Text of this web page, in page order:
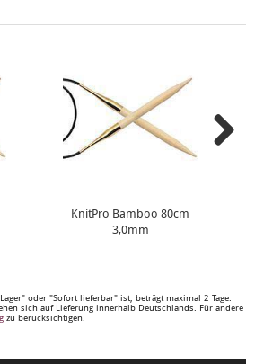
KnitPro Bamboo 80cm
3,0mm
oder "Sofort lieferbar" ist, beträgt maximal 2 Tage.
sich auf Lieferung innerhalb Deutschlands. Für andere
zu berücksichtigen.